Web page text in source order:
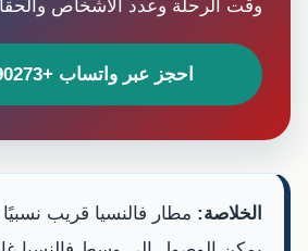
وقت الرحلة وعدد الأشخاص
احجز عبر واتساب +34610890273
الخلاصة: مطار فالنسيا قريب